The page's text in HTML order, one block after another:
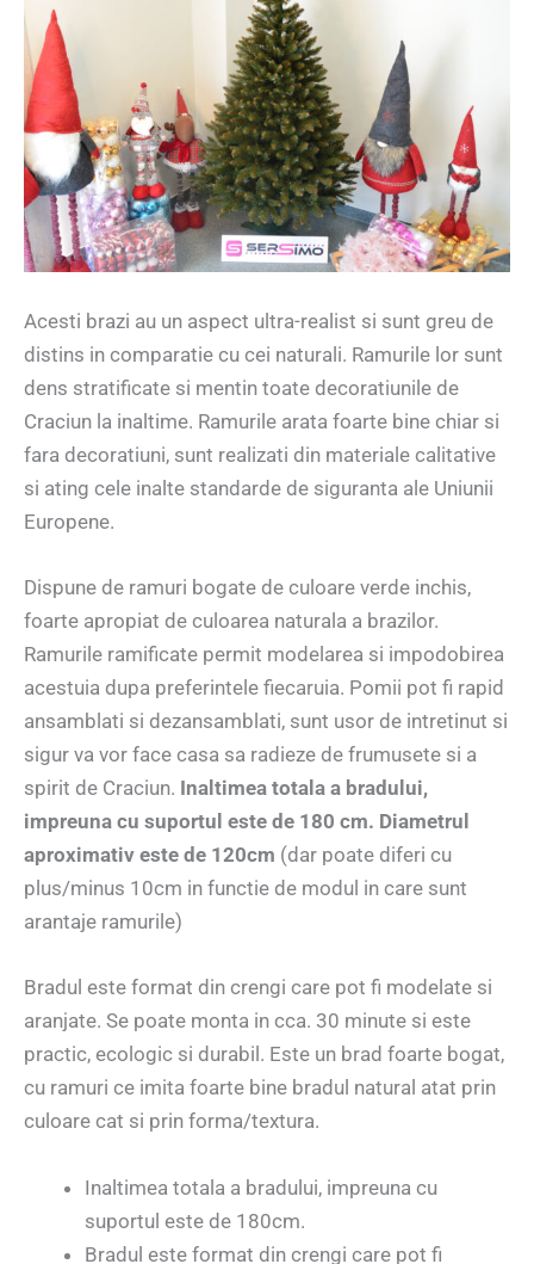
Acesti brazi au un aspect ultra-realist si sunt greu de
distins in comparatie cu cei naturali. Ramurile lor sunt
dens stratificate si mentin toate decoratiunile de
Craciun la inaltime. Ramurile arata foarte bine chiar si
fara decoratiuni, sunt realizati din materiale calitative
si ating cele inalte standarde de siguranta ale Uniunii
Europene.
Dispune de ramuri bogate de culoare verde inchis,
foarte apropiat de culoarea naturala a brazilor.
Ramurile ramificate permit modelarea si impodobirea
acestuia dupa preferintele fiecaruia. Pomii pot fi rapid
ansamblati si dezansamblati, sunt usor de intretinut si
sigur va vor face casa sa radieze de frumusete si a
spirit de Craciun. Inaltimea totala a bradului,
impreuna cu suportul este de 180 cm. Diametrul
aproximativ este de 120cm (dar poate diferi cu
plus/minus 10cm in functie de modul in care sunt
arantaje ramurile)
Bradul este format din crengi care pot fi modelate si
aranjate. Se poate monta in cca. 30 minute si este
practic, ecologic si durabil. Este un brad foarte bogat,
cu ramuri ce imita foarte bine bradul natural atat prin
culoare cat si prin forma/textura.
Inaltimea totala a bradului, impreuna cu
suportul este de 180cm.
Bradul este format din crengi care pot fi